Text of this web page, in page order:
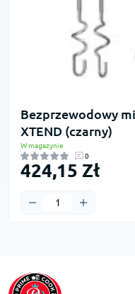
Bezprzewodowy
XTEND (czarny)
W magazynie
0
424,15 Zł